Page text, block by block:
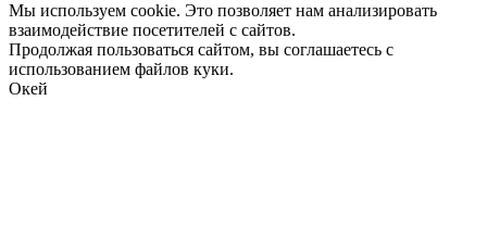
Мы используем cookie. Это позволяет нам анализировать
взаимодействие посетителей с сайтов.
Продолжая пользоваться сайтом, вы соглашаетесь с
использованием файлов куки.
Окей